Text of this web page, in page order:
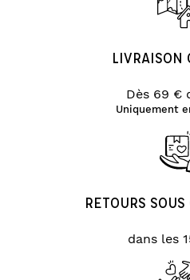
LIVRAISON
Dès 69 €
Uniquement
RETOURS
dans les